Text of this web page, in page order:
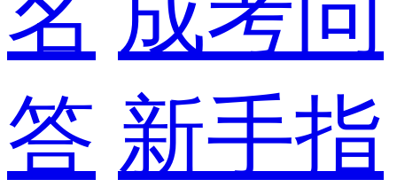
答 新手指